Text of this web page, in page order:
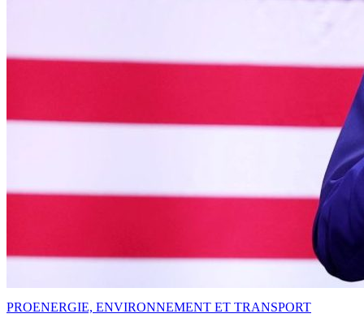
PROENERGIE, ENVIRONNEMENT ET TRANSPORT